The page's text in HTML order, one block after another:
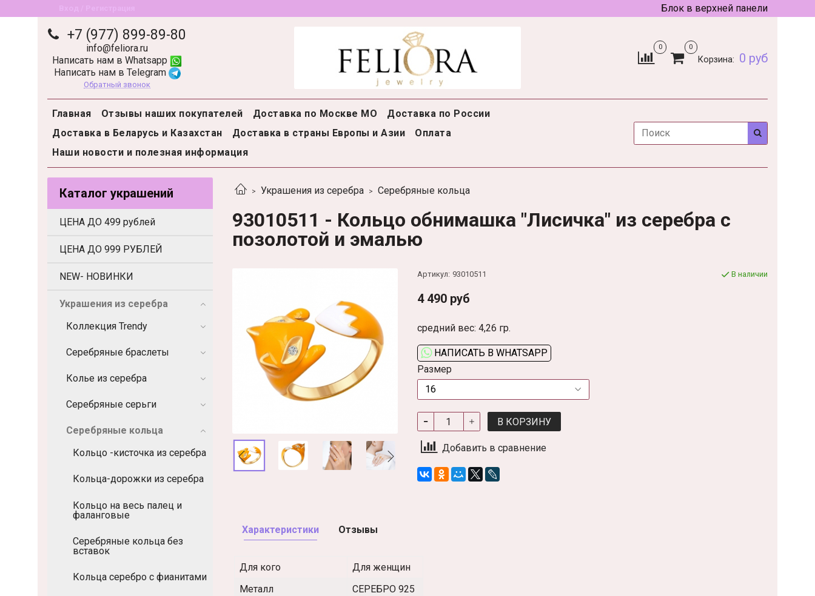
Блок в верхней панели
+7 (977) 899-89-80
info@feliora.ru
Написать нам в Whatsapp
Написать нам в Telegram
Обратный звонок
0 0
Корзина: 0 руб
Главная Отзывы наших покупателей Доставка по Москве МО
Доставка по России
Доставка в Беларусь и Казахстан
Доставка в страны Европы и Азии
Оплата
Наши новости и полезная информация
Украшения из серебра Серебряные кольца
93010511 - Кольцо обнимашка "Лисичка" из серебра с
позолотой и эмалью
Артикул: 93010511 В наличии
4 490 руб
средний вес: 4,26 гр.
НАПИСАТЬ В WHATSAPP
Размер
В КОРЗИНУ
Добавить в сравнение
Характеристики
Для кого
Для женщин
Металл
СЕРЕБРО 925
Отзывы
Каталог украшений
ЦЕНА ДО 499 рублей
ЦЕНА ДО 999 РУБЛЕЙ
NEW- НОВИНКИ
Украшения из серебра
Коллекция Trendy
Серебряные браслеты
Колье из серебра
Серебряные серьги
Серебряные кольца
Кольцо -кисточка из серебра
Кольца-дорожки из серебра
Кольцо на весь палец и
фаланговые
Серебряные кольца без
вставок
Кольца серебро с фианитами